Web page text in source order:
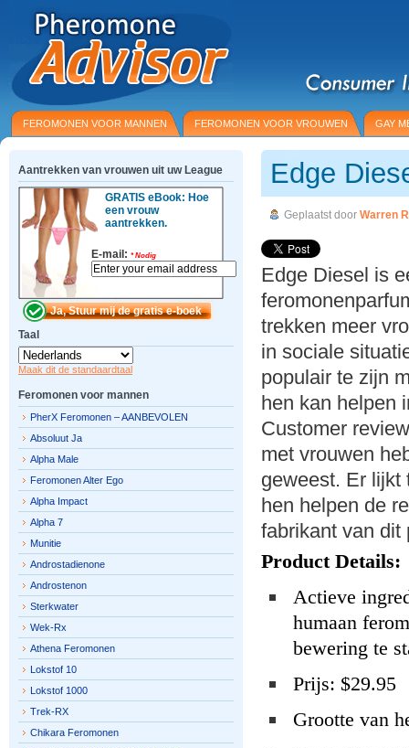
FEROMONEN VOOR MANNEN FEROMONEN VOOR VROUWEN GAY
Edge
Geplaatst door Warren
Edge Diesel is
trekken meer
in sociale
populair te zijn
hen kan helpen
Customer
met vrouwen
geweest. Er lijkt
hen helpen de
fabrikant van dit
Product Details:
Actieve
humaan
bewering te
Prijs: $29.95
Grootte van
Aantrekken van vrouwen uit uw League
GRATIS eBook: Hoe
een vrouw
aantrekken.
E-mail: *Nodig
Taal
Maak dit de standaardtaal
Feromonen voor mannen
PherX Feromonen – AANBEVOLEN
Absoluut Ja
Alpha Male
Feromonen Alter Ego
Alpha Impact
Alpha 7
Munitie
Androstadienone
Androstenon
Sterkwater
Wek-Rx
Athena Feromonen
Lokstof 10
Lokstof 1000
Trek-RX
Chikara Feromonen